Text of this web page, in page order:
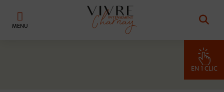
Retour à l'accueil
EN 1 CLIC